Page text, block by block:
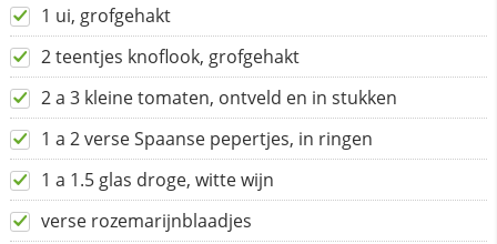
1 ui, grofgehakt
2 teentjes knoflook, grofgehakt
2 a 3 kleine tomaten, ontveld en in stukken
1 a 2 verse Spaanse pepertjes, in ringen
1 a 1.5 glas droge, witte wijn
verse rozemarijnblaadjes